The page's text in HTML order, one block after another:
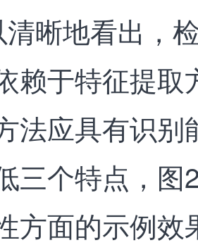
晰地看出，
赖于特征提
法应具有识别
三个特点，图
方面的示例效